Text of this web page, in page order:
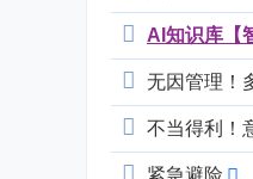
AI知识库【
无因管理！
不当得利！
紧急避险